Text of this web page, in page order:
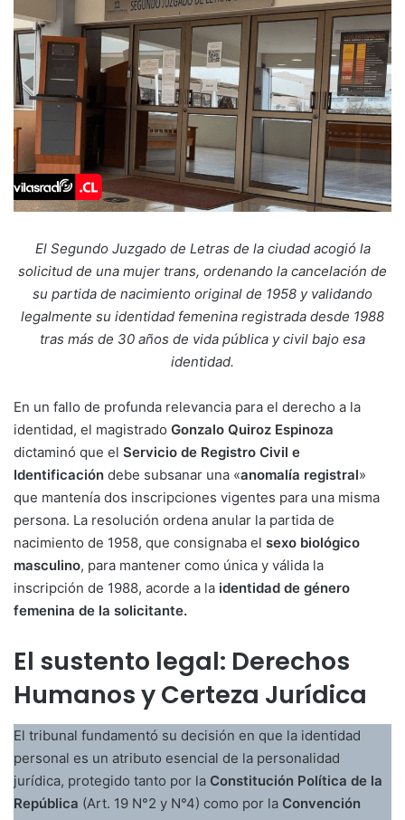
El Segundo Juzgado de Letras de la ciudad acogió la
solicitud de una mujer trans, ordenando la cancelación de
su partida de nacimiento original de 1958 y validando
legalmente su identidad femenina registrada desde 1988
tras más de 30 años de vida pública y civil bajo esa
identidad.
En un fallo de profunda relevancia para el derecho a la
identidad, el magistrado Gonzalo Quiroz Espinoza
dictaminó que el Servicio de Registro Civil e
Identificación debe subsanar una «anomalía registral»
que mantenía dos inscripciones vigentes para una misma
persona. La resolución ordena anular la partida de
nacimiento de 1958, que consignaba el sexo biológico
masculino, para mantener como única y válida la
inscripción de 1988, acorde a la identidad de género
femenina de la solicitante.
El sustento legal: Derechos
Humanos y Certeza Jurídica
El tribunal fundamentó su decisión en que la identidad
personal es un atributo esencial de la personalidad
jurídica, protegido tanto por la Constitución Política de la
República (Art. 19 N°2 y N°4) como por la Convención